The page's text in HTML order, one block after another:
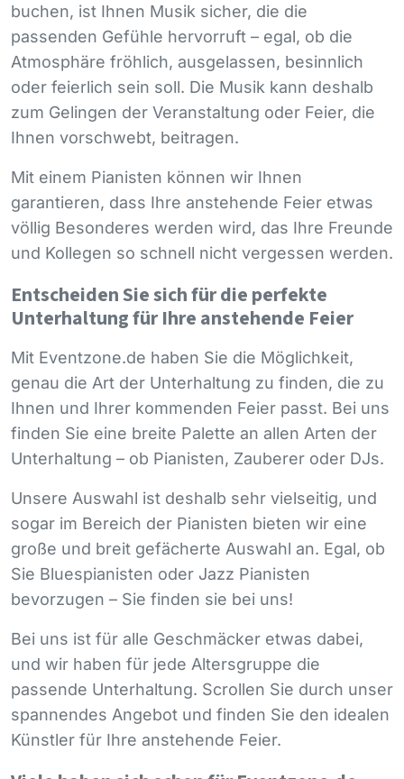
buchen, ist Ihnen Musik sicher, die die
passenden Gefühle hervorruft – egal, ob die
Atmosphäre fröhlich, ausgelassen, besinnlich
oder feierlich sein soll. Die Musik kann deshalb
zum Gelingen der Veranstaltung oder Feier, die
Ihnen vorschwebt, beitragen.
Mit einem Pianisten können wir Ihnen
garantieren, dass Ihre anstehende Feier etwas
völlig Besonderes werden wird, das Ihre Freunde
und Kollegen so schnell nicht vergessen werden.
Entscheiden Sie sich für die perfekte
Unterhaltung für Ihre anstehende Feier
Mit Eventzone.de haben Sie die Möglichkeit,
genau die Art der Unterhaltung zu finden, die zu
Ihnen und Ihrer kommenden Feier passt. Bei uns
finden Sie eine breite Palette an allen Arten der
Unterhaltung – ob Pianisten, Zauberer oder DJs.
Unsere Auswahl ist deshalb sehr vielseitig, und
sogar im Bereich der Pianisten bieten wir eine
große und breit gefächerte Auswahl an. Egal, ob
Sie Bluespianisten oder Jazz Pianisten
bevorzugen – Sie finden sie bei uns!
Bei uns ist für alle Geschmäcker etwas dabei,
und wir haben für jede Altersgruppe die
passende Unterhaltung. Scrollen Sie durch unser
spannendes Angebot und finden Sie den idealen
Künstler für Ihre anstehende Feier.